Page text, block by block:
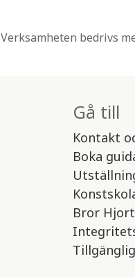
Verksamheten bedrivs
Gå till
Kontakt
Boka
Bror